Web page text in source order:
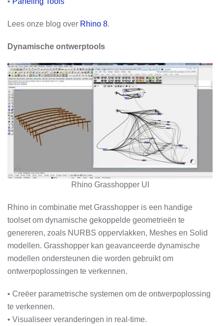
Lees onze blog over Rhino 8.
Dynamische ontwerptools
Rhino Grasshopper UI
Rhino in combinatie met Grasshopper is een handige
toolset om dynamische gekoppelde geometrieën te
genereren, zoals NURBS oppervlakken, Meshes en Solid
modellen. Grasshopper kan geavanceerde dynamische
modellen ondersteunen die worden gebruikt om
ontwerpoplossingen te verkennen.
• Creëer parametrische systemen om de ontwerpoplossing
te verkennen.
• Visualiseer veranderingen in real-time.